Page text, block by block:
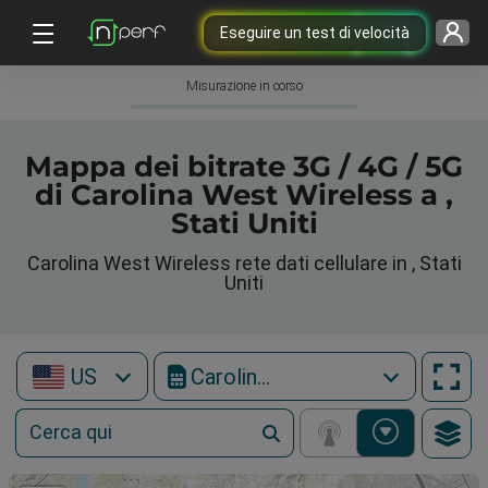
Eseguire un test di velocità
Misurazione in corso
Mappa dei bitrate 3G / 4G / 5G
di Carolina West Wireless a ,
Stati Uniti
Carolina West Wireless rete dati cellulare in , Stati
Uniti
US Carolina West Wireless